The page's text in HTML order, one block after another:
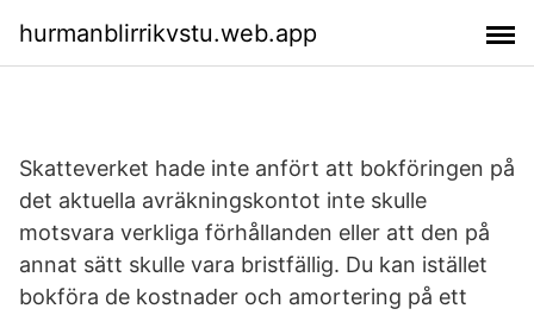
hurmanblirrikvstu.web.app
Skatteverket hade inte anfört att bokföringen på
det aktuella avräkningskontot inte skulle
motsvara verkliga förhållanden eller att den på
annat sätt skulle vara bristfällig. Du kan istället
bokföra de kostnader och amortering på ett